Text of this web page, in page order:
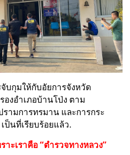
บกุมให้กับอัยการจังหวัด
งอำเภอบ้านโป่ง ตาม
ามการทรมาน และการกระ
ป็นที่เรียบร้อยแล้ว.
ะเราคือ “ตำรวจทางหลวง”